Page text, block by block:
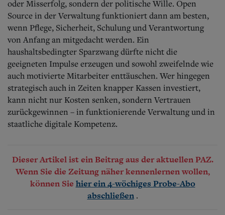
oder Misserfolg, sondern der politische Wille. Open
Source in der Verwaltung funktioniert dann am besten,
wenn Pflege, Sicherheit, Schulung und Verantwortung
von Anfang an mitgedacht werden. Ein
haushaltsbedingter Sparzwang dürfte nicht die
geeigneten Impulse erzeugen und sowohl zweifelnde wie
auch motivierte Mitarbeiter enttäuschen. Wer hingegen
strategisch auch in Zeiten knapper Kassen investiert,
kann nicht nur Kosten senken, sondern Vertrauen
zurückgewinnen – in funktionierende Verwaltung und in
staatliche digitale Kompetenz.
Dieser Artikel ist ein Beitrag aus der aktuellen PAZ.
Wenn Sie die Zeitung näher kennenlernen wollen,
können Sie hier ein 4-wöchiges Probe-Abo
abschließen .